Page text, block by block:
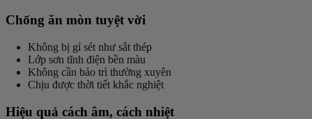
Chống ăn mòn tuyệt vời
Không bị gỉ sét như sắt thép
Lớp sơn tĩnh điện bền màu
Không cần bảo trì thường xuyên
Chịu được thời tiết khắc nghiệt
Hiệu quả cách âm, cách nhiệt